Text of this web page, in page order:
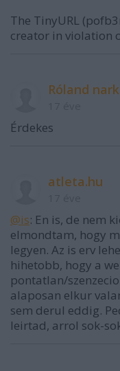
The TinyURL
creator in violation
Róland
Érdekes
atleta.hu
@is: En is, de nem
elmondtam, hogy
legyen. Az is erv
hihetobb, hogy a
pontatlan/
alaposan elkur
sem derul eddig.
leirtad, arrol sok-